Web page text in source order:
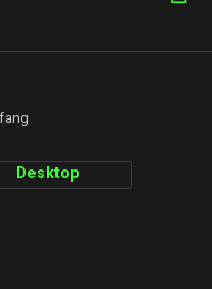
Desktop